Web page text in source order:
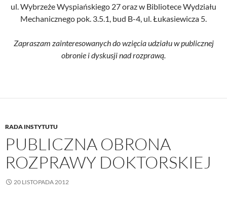
ul. Wybrzeże Wyspiańskiego 27 oraz w Bibliotece Wydziału
Mechanicznego pok. 3.5.1, bud B-4, ul. Łukasiewicza 5.
Zapraszam zainteresowanych do wzięcia udziału w publicznej
obronie i dyskusji nad rozprawą.
RADA INSTYTUTU
PUBLICZNA OBRONA
ROZPRAWY DOKTORSKIEJ
20 LISTOPADA 2012